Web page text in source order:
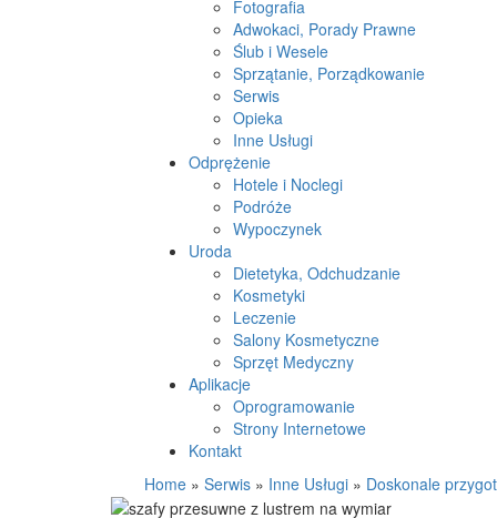
Fotografia
Adwokaci, Porady Prawne
Ślub i Wesele
Sprzątanie, Porządkowanie
Serwis
Opieka
Inne Usługi
Odprężenie
Hotele i Noclegi
Podróże
Wypoczynek
Uroda
Dietetyka, Odchudzanie
Kosmetyki
Leczenie
Salony Kosmetyczne
Sprzęt Medyczny
Aplikacje
Oprogramowanie
Strony Internetowe
Kontakt
Home » Serwis » Inne Usługi » Doskonale